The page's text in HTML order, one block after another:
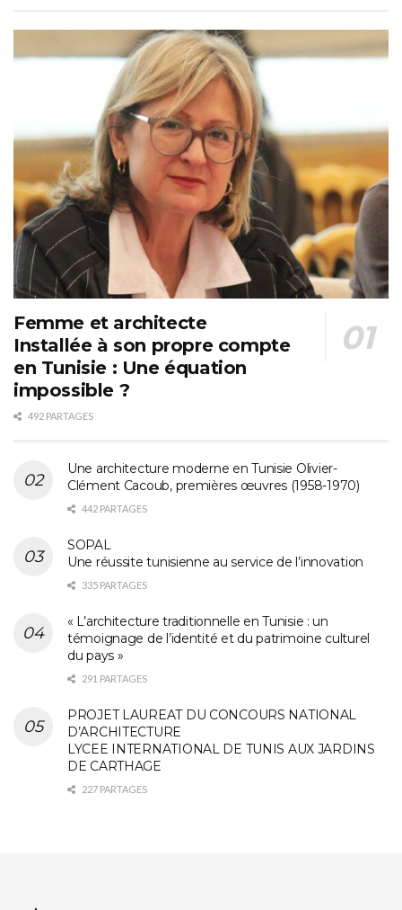
Femme et architecte
Installée à son propre compte
en Tunisie : Une équation
impossible ?
492 PARTAGES
Une architecture moderne en Tunisie Olivier-
Clément Cacoub, premières œuvres (1958-1970)
442 PARTAGES
SOPAL
Une réussite tunisienne au service de l’innovation
335 PARTAGES
« L’architecture traditionnelle en Tunisie : un
témoignage de l’identité et du patrimoine culturel
du pays »
291 PARTAGES
PROJET LAUREAT DU CONCOURS NATIONAL
D’ARCHITECTURE
LYCEE INTERNATIONAL DE TUNIS AUX JARDINS
DE CARTHAGE
227 PARTAGES